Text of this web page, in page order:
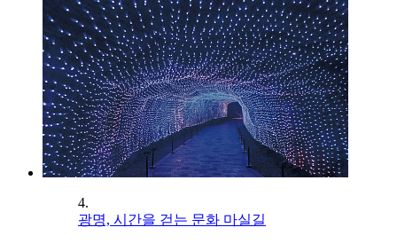
4.
광명, 시간을 걷는 문화 마실길